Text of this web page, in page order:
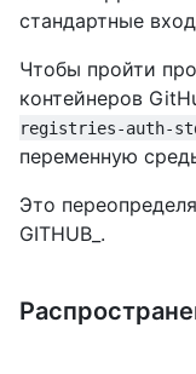
стандартные
Чтобы пройти
контейнеров
registries-auth-
переменную
Это
GITHUB_.